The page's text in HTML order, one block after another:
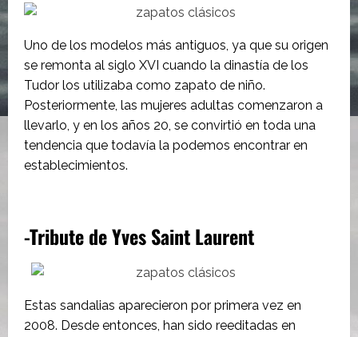
Uno de los modelos más antiguos, ya que su origen
se remonta al siglo XVI cuando la dinastía de los
Tudor los utilizaba como zapato de niño.
Posteriormente, las mujeres adultas comenzaron a
llevarlo, y en los años 20, se convirtió en toda una
tendencia que todavía la podemos encontrar en
establecimientos.
-Tribute de Yves Saint Laurent
Estas sandalias aparecieron por primera vez en
2008. Desde entonces, han sido reeditadas en